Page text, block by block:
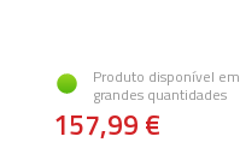
Produto disponível em
grandes quantidades
157,99 €